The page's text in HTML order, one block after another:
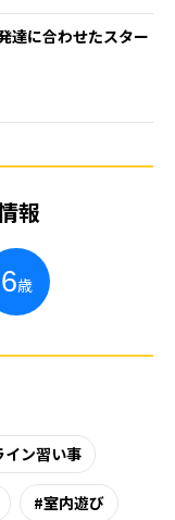
達に合わせたスター
報
6歳
イン習い事
室内遊び